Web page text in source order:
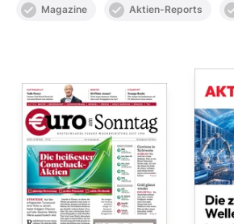
Magazine Aktien-Reports